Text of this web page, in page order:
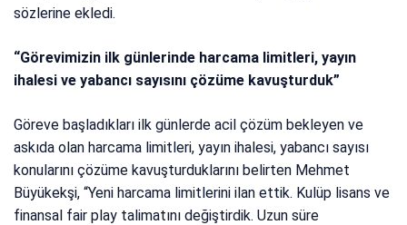
sözlerine ekledi.
“Görevimizin ilk günlerinde harcama limitleri, yayın
ihalesi ve yabancı sayısını çözüme kavuşturduk”
Göreve başladıkları ilk günlerde acil çözüm bekleyen ve
askıda olan harcama limitleri, yayın ihalesi, yabancı sayısı
konularını çözüme kavuşturduklarını belirten Mehmet
Büyükekşi, “Yeni harcama limitlerini ilan ettik. Kulüp lisans ve
finansal fair play talimatını değiştirdik. Uzun süre